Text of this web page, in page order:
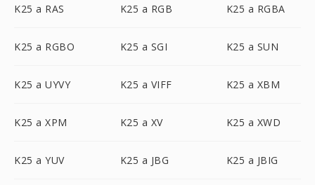
K25 a RAS K25 a RGB K25 a RGBA
K25 a RGBO K25 a SGI K25 a SUN
K25 a UYVY K25 a VIFF K25 a XBM
K25 a XPM K25 a XV K25 a XWD
K25 a YUV K25 a JBG K25 a JBIG